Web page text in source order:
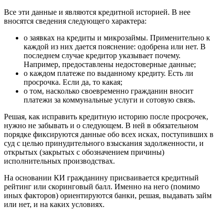
Все эти данные и являются кредитной историей. В нее
вносятся сведения следующего характера:
о заявках на кредиты и микрозаймы. Применительно к
каждой из них дается пояснение: одобрена или нет. В
последнем случае кредитор указывает почему.
Например, предоставлены недостоверные данные;
о каждом платеже по выданному кредиту. Есть ли
просрочка. Если да, то какая;
о том, насколько своевременно гражданин вносит
платежи за коммунальные услуги и сотовую связь.
Решая, как исправить кредитную историю после просрочек,
нужно не забывать и о следующем. В ней в обязательном
порядке фиксируются данные обо всех исках, поступивших в
суд с целью принудительного взыскания задолженности, и
открытых (закрытых с обозначением причины)
исполнительных производствах.
На основании КИ гражданину присваивается кредитный
рейтинг или скоринговый балл. Именно на него (помимо
иных факторов) ориентируются банки, решая, выдавать займ
или нет, и на каких условиях.